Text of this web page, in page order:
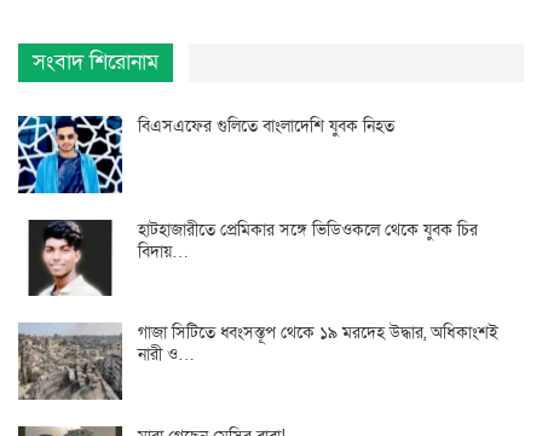
সংবাদ শিরোনাম
বিএসএফের গুলিতে বাংলাদেশি যুবক নিহত
হাটহাজারীতে প্রেমিকার সঙ্গে ভিডিওকলে থেকে যুবক চির
বিদায়…
গাজা সিটিতে ধ্বংসস্তূপ থেকে ১৯ মরদেহ উদ্ধার, অধিকাংশই
নারী ও…